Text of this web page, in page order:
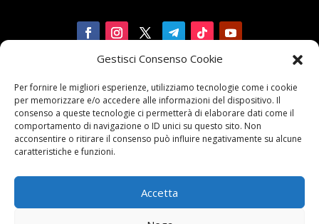
Gestisci Consenso Cookie
Per fornire le migliori esperienze, utilizziamo tecnologie come i cookie
per memorizzare e/o accedere alle informazioni del dispositivo. Il
consenso a queste tecnologie ci permetterà di elaborare dati come il
comportamento di navigazione o ID unici su questo sito. Non
acconsentire o ritirare il consenso può influire negativamente su alcune
caratteristiche e funzioni.
Accetta

alla Newsletter